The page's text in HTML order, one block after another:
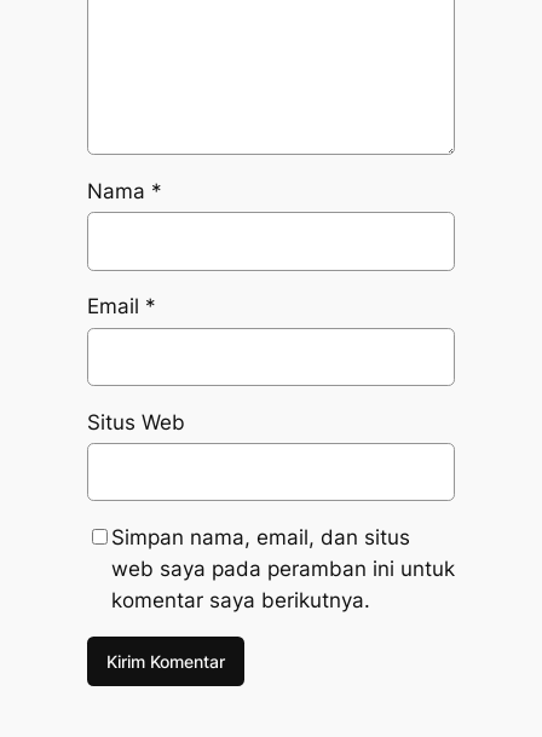
Nama *
Email *
Situs Web
Simpan nama, email, dan situs
web saya pada peramban ini untuk
komentar saya berikutnya.